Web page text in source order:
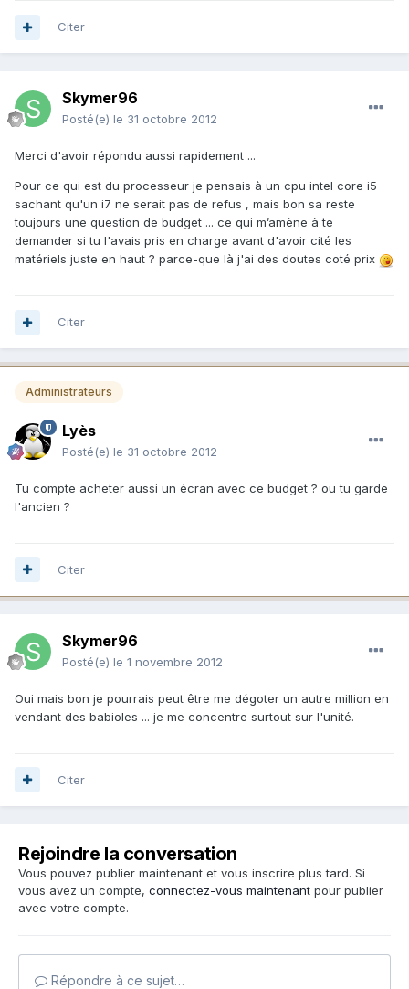
Citer
Skymer96
Posté(e) le 31 octobre 2012
Merci d'avoir répondu aussi rapidement ...
Pour ce qui est du processeur je pensais à un cpu intel core i5
sachant qu'un i7 ne serait pas de refus , mais bon sa reste
toujours une question de budget ... ce qui m’amène à te
demander si tu l'avais pris en charge avant d'avoir cité les
matériels juste en haut ? parce-que là j'ai des doutes coté prix
Citer
Administrateurs
Lyès
Posté(e) le 31 octobre 2012
Tu compte acheter aussi un écran avec ce budget ? ou tu garde
l'ancien ?
Citer
Skymer96
Posté(e) le 1 novembre 2012
Oui mais bon je pourrais peut être me dégoter un autre million en
vendant des babioles ... je me concentre surtout sur l'unité.
Citer
Rejoindre la conversation
Vous pouvez publier maintenant et vous inscrire plus tard. Si
vous avez un compte, connectez-vous maintenant pour publier
avec votre compte.
Répondre à ce sujet…